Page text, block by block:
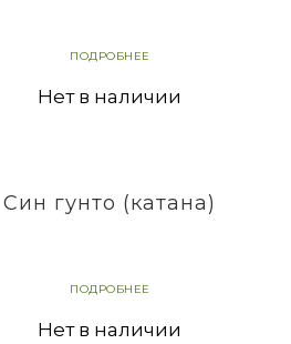
ПОДРОБНЕЕ
Нет в наличии
Син гунто (катана)
ПОДРОБНЕЕ
Нет в наличии